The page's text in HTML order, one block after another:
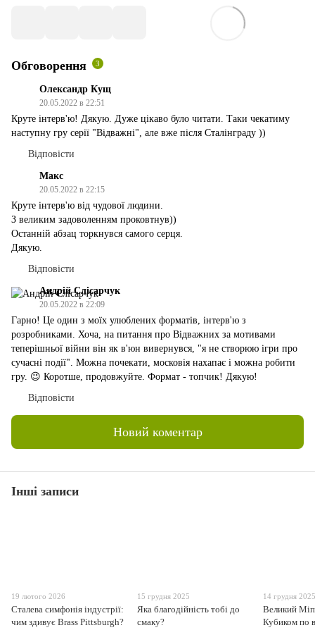
Обговорення 3
Олександр Кущ
20.05.2022 в 22:51
Круте інтерв'ю! Дякую. Дуже цікаво було читати. Таки чекатиму
наступну гру серії "Відважні", але вже після Сталінграду ))
Відповісти
Макс
20.05.2022 в 22:15
Круте інтерв'ю від чудової людини.
З великим задоволенням проковтнув))
Останній абзац торкнувся самого серця.
Дякую.
Відповісти
Андрій Слісарчук
20.05.2022 в 22:09
Гарно! Це один з моїх улюблених форматів, інтерв'ю з
розробниками. Хоча, на питання про Відважних за мотивами
теперішньої війни він як в'юн вивернувся, "я не створюю ігри про
сучасні події". Можна почекати, московія нахапає і можна робити
гру. 😉 Коротше, продовжуйте. Формат - топчик! Дякую!
Відповісти
Новий коментар
Інші записи
19 лютого 2026
Сталева симфонія індустрії:
чим здивує Brass Pittsburgh?
15 грудня 2025
Яка благодійність тобі до
смаку?
14 грудня
Великий
Кубиком по